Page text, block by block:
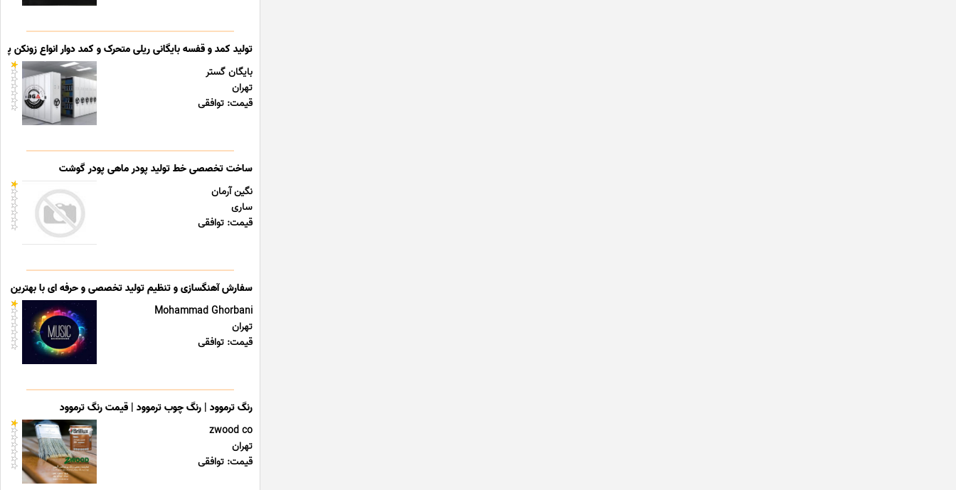
تولید کمد و قفسه بایگانی ریلی متحرک و کمد دوار انواع زونکن
بایگان گستر
تهران
قیمت: توافقی
ساخت تخصصی خط تولید پودر ماهی پودر گوشت
نگین آرمان
ساری
قیمت: توافقی
سفارش آهنگسازی و تنظیم تولید تخصصی و حرفه ای با بهترین
Mohammad Ghorbani
تهران
قیمت: توافقی
رنگ ترموود | رنگ چوب ترموود | قیمت رنگ ترموود
zwood co
تهران
قیمت: توافقی